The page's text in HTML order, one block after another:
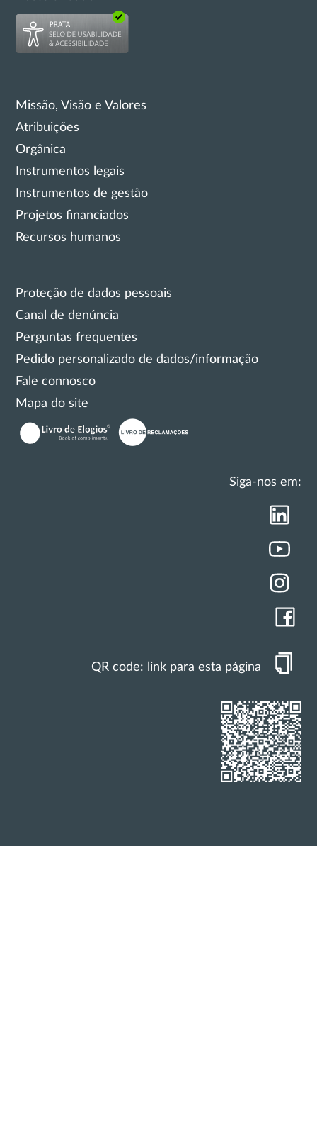
Missão, Visão e Valores
Atribuições
Orgânica
Instrumentos legais
Instrumentos de gestão
Projetos financiados
Recursos humanos
Proteção de dados pessoais
Canal de denúncia
Perguntas frequentes
Pedido personalizado de dados/informação
Fale connosco
Mapa do site
Siga-nos em:
QR code: link para esta página